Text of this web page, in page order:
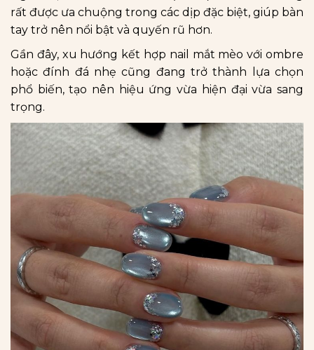
rất được ưa chuộng trong các dịp đặc biệt, giúp bàn
tay trở nên nổi bật và quyến rũ hơn.
Gần đây, xu hướng kết hợp nail mắt mèo với ombre
hoặc đính đá nhẹ cũng đang trở thành lựa chọn
phổ biến, tạo nên hiệu ứng vừa hiện đại vừa sang
trọng.